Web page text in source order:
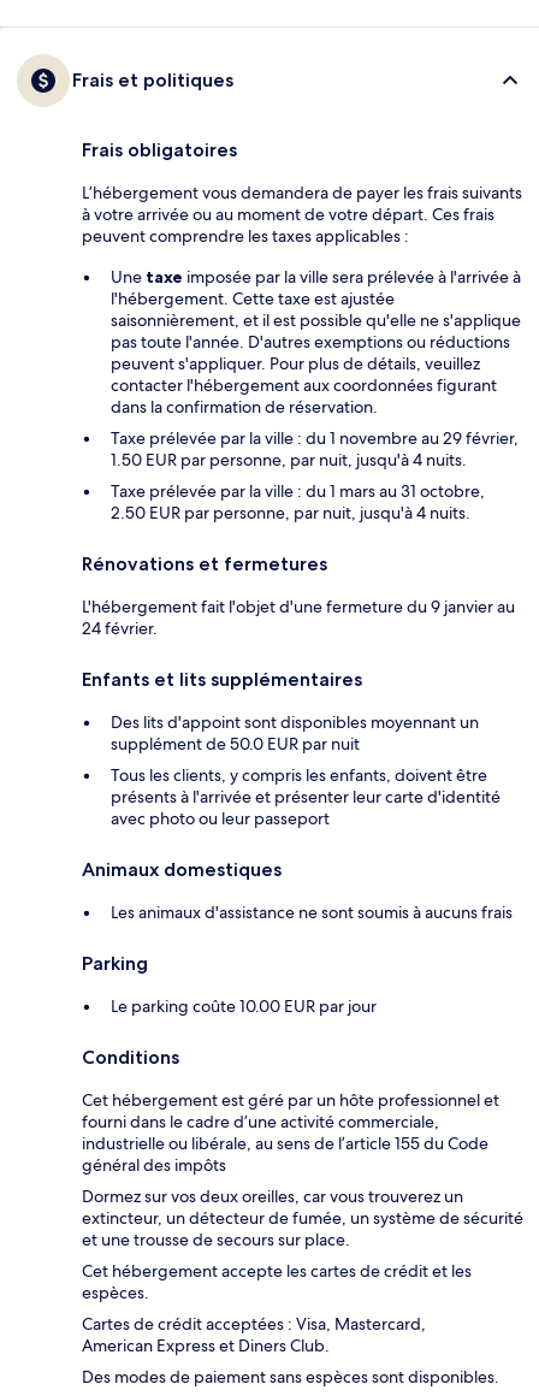
Frais et politiques
Frais obligatoires
L’hébergement vous demandera de payer les frais suivants
à votre arrivée ou au moment de votre départ. Ces frais
peuvent comprendre les taxes applicables :
Une taxe imposée par la ville sera prélevée à l'arrivée à
l'hébergement. Cette taxe est ajustée
saisonnièrement, et il est possible qu'elle ne s'applique
pas toute l'année. D'autres exemptions ou réductions
peuvent s'appliquer. Pour plus de détails, veuillez
contacter l'hébergement aux coordonnées figurant
dans la confirmation de réservation.
Taxe prélevée par la ville : du 1 novembre au 29 février,
1.50 EUR par personne, par nuit, jusqu'à 4 nuits.
Taxe prélevée par la ville : du 1 mars au 31 octobre,
2.50 EUR par personne, par nuit, jusqu'à 4 nuits.
Rénovations et fermetures
L'hébergement fait l'objet d'une fermeture du 9 janvier au
24 février.
Enfants et lits supplémentaires
Des lits d'appoint sont disponibles moyennant un
supplément de 50.0 EUR par nuit
Tous les clients, y compris les enfants, doivent être
présents à l'arrivée et présenter leur carte d'identité
avec photo ou leur passeport
Animaux domestiques
Les animaux d'assistance ne sont soumis à aucuns frais
Parking
Le parking coûte 10.00 EUR par jour
Conditions
Cet hébergement est géré par un hôte professionnel et
fourni dans le cadre d’une activité commerciale,
industrielle ou libérale, au sens de l’article 155 du Code
général des impôts
Dormez sur vos deux oreilles, car vous trouverez un
extincteur, un détecteur de fumée, un système de sécurité
et une trousse de secours sur place.
Cet hébergement accepte les cartes de crédit et les
espèces.
Cartes de crédit acceptées : Visa, Mastercard,
American Express et Diners Club.
Des modes de paiement sans espèces sont disponibles.